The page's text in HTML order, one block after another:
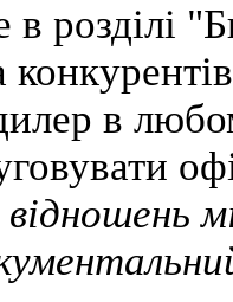
розділі
в